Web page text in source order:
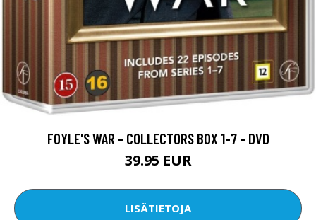
FOYLE'S WAR - COLLECTORS BOX 1-7 - DVD
39.95 EUR
LISÄTIETOJA